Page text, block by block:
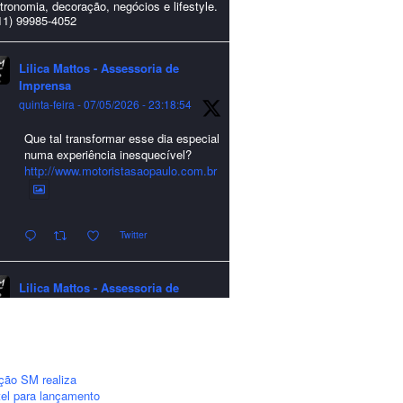
decoração, negócios e lifestyle.
99985-4052
Lilica Mattos - Assessoria de
Imprensa
quinta-feira - 07/05/2026 - 23:18:54
Que tal transformar esse dia especial
numa experiência inesquecível?
http://www.motoristasaopaulo.com.br
Twitter
Lilica Mattos - Assessoria de
excelente Natal e um 2026 repleto de
conquistas e realizações para todos
SM realiza
para lançamento